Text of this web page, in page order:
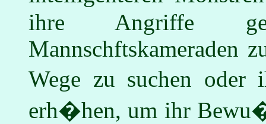
ihre Angriffe
Mannschftskameraden
Wege zu suchen
erh�hen, um ihr